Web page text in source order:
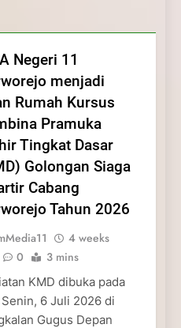
Generasi
Negeri 11
menjadi
Rumah Kursus
Pramuka
Tingkat Dasar
Golongan Siaga
Cabang
Tahun 2026
4 weeks
0 3 mins
KMD dibuka pada
6 Juli 2026 di
Gugus Depan